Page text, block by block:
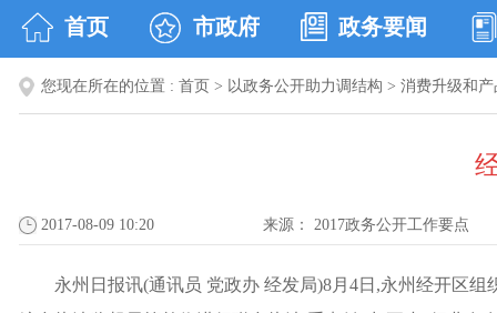
首页 市政府 政务要闻
您现在所在的位置 : 首页 > 以政务公开助力调结构 > 消费升级和
2017-08-09 10:20 来源： 2017政务公开工作要点
永州日报讯(通讯员 党政办 经发局)8月4日,永州经开区